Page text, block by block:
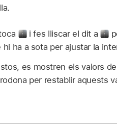
i fes lliscar el dit a
ha a sota per ajustar la
es mostren els valors
per restablir aquests